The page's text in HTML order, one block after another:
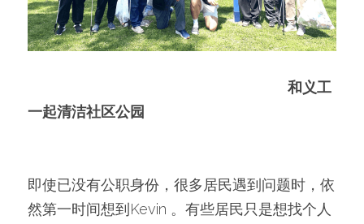
和义工
一起清洁社区公园
即使已没有公职身份，很多居民遇到问题时，依
然第一时间想到Kevin 。有些居民只是想找个人